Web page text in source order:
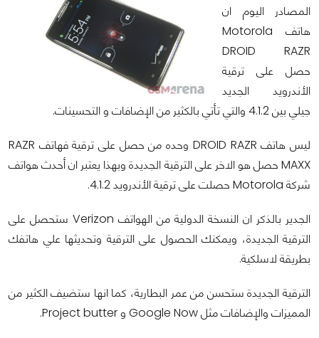
المصادر اليوم ان
هاتف Motorola
DROID RAZR
حصل على ترقية
الأندرويد الجديد
جيلي بين 4.1.2 والتي تأتي بالكثير من الإضافات و التحسينات.
ليس هاتف DROID RAZR وحده من حصل على ترقية فهاتف RAZR
MAXX حصل هو الاخر على الترقية الجديدة وبهذا يعتبر ان أحدث هواتف
شركة Motorola حصلت على ترقية الأندرويد 4.1.2.
الجدير بالذكر ان النسخة الدولية من الهواتف Verizon ستحصل على
الترقية الجديدة، ويمكنك الحصول على الترقية وتحديثها علي هاتفك
بطريقة لاسلكية.
الترقية الجديدة ستحسن من عمر البطارية، كما انها ستضيف الكثير من
المميزات والإضافات مثل Google Now و Project butter.